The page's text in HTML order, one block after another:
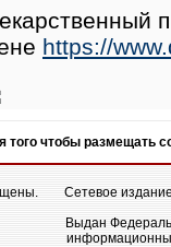
https://
того чтобы размещать
Сетевое
Выдан